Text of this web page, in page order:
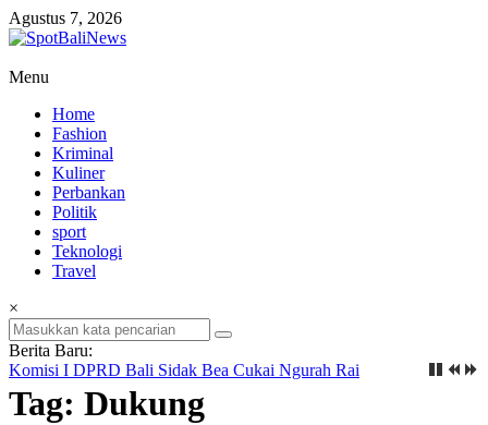
Lompat
ke
Agustus 7, 2026
SpotBaliNews
Menu
Home
Fashion
Kriminal
Kuliner
Perbankan
Politik
sport
Teknologi
Travel
×
Berita Baru:
Komisi I DPRD Bali Sidak Bea Cukai Ngurah Rai
Tag: Dukung